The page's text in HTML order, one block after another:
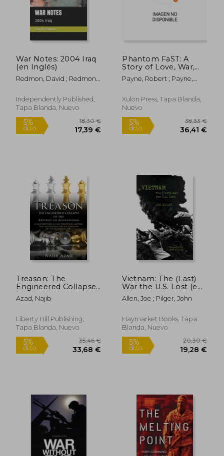
5%
dcto. 25,49 € dcto.
5%
dcto.
War Notes: 2004 Iraq
(en Inglés)
Redmon, David ; Redmon,
Independently Published,
Tapa Blanda, Nuevo
Phantom FaST: A
Story of Love, War,
and Faith (en Inglés)
Payne, Robert ; Payne,
Xulon Press, Tapa Blanda,
Nuevo
Treason: The
Engineered Collapse
of the Republic of
Afghanistan (en
Azad, Najib
Liberty Hill Publishing,
Tapa Blanda, Nuevo
Vietnam: The (Last)
War the U.S. Lost (en
Inglés)
Allen, Joe ; Pilger, John
Haymarket Books, Tapa
Blanda, Nuevo